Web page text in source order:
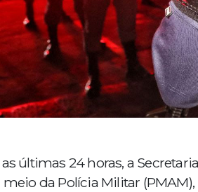
últimas 24 horas, a
meio da Polícia Militar